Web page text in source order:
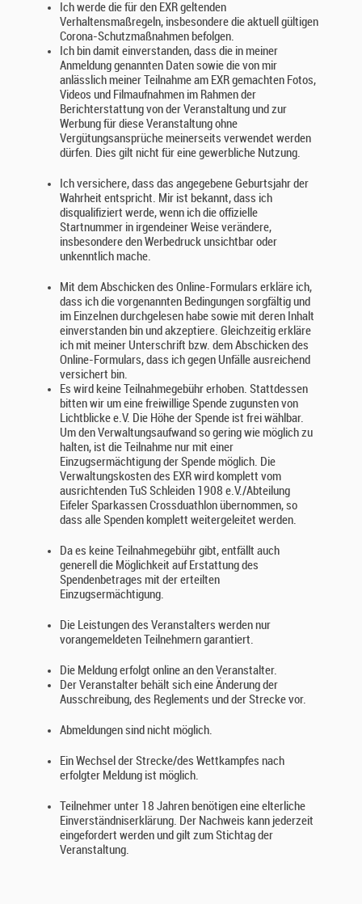
Ich werde die für den EXR geltenden
Verhaltensmaßregeln, insbesondere die aktuell gültigen
Corona-Schutzmaßnahmen befolgen.
Ich bin damit einverstanden, dass die in meiner
Anmeldung genannten Daten sowie die von mir
anlässlich meiner Teilnahme am EXR gemachten Fotos,
Videos und Filmaufnahmen im Rahmen der
Berichterstattung von der Veranstaltung und zur
Werbung für diese Veranstaltung ohne
Vergütungsansprüche meinerseits verwendet werden
dürfen. Dies gilt nicht für eine gewerbliche Nutzung.
Ich versichere, dass das angegebene Geburtsjahr der
Wahrheit entspricht. Mir ist bekannt, dass ich
disqualifiziert werde, wenn ich die offizielle
Startnummer in irgendeiner Weise verändere,
insbesondere den Werbedruck unsichtbar oder
unkenntlich mache.
Mit dem Abschicken des Online-Formulars erkläre ich,
dass ich die vorgenannten Bedingungen sorgfältig und
im Einzelnen durchgelesen habe sowie mit deren Inhalt
einverstanden bin und akzeptiere. Gleichzeitig erkläre
ich mit meiner Unterschrift bzw. dem Abschicken des
Online-Formulars, dass ich gegen Unfälle ausreichend
versichert bin.
Es wird keine Teilnahmegebühr erhoben. Stattdessen
bitten wir um eine freiwillige Spende zugunsten von
Lichtblicke e.V. Die Höhe der Spende ist frei wählbar.
Um den Verwaltungsaufwand so gering wie möglich zu
halten, ist die Teilnahme nur mit einer
Einzugsermächtigung der Spende möglich. Die
Verwaltungskosten des EXR wird komplett vom
ausrichtenden TuS Schleiden 1908 e.V./Abteilung
Eifeler Sparkassen Crossduathlon übernommen, so
dass alle Spenden komplett weitergeleitet werden.
Da es keine Teilnahmegebühr gibt, entfällt auch
generell die Möglichkeit auf Erstattung des
Spendenbetrages mit der erteilten
Einzugsermächtigung.
Die Leistungen des Veranstalters werden nur
vorangemeldeten Teilnehmern garantiert.
Die Meldung erfolgt online an den Veranstalter.
Der Veranstalter behält sich eine Änderung der
Ausschreibung, des Reglements und der Strecke vor.
Abmeldungen sind nicht möglich.
Ein Wechsel der Strecke/des Wettkampfes nach
erfolgter Meldung ist möglich.
Teilnehmer unter 18 Jahren benötigen eine elterliche
Einverständniserklärung. Der Nachweis kann jederzeit
eingefordert werden und gilt zum Stichtag der
Veranstaltung.